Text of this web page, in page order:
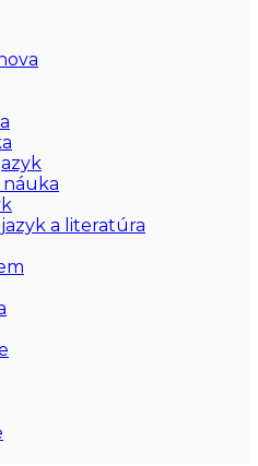
náuka
a literatúra